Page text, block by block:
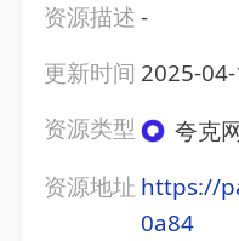
资源描述-
更新时间 2025-
资源类型
夸克
资源地址 https://
0a84